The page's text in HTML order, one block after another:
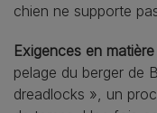
chien ne supporte
Exigences en
pelage du berger de
dreadlocks », un